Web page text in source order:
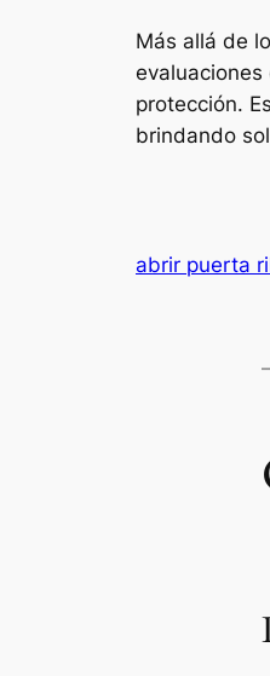
Más allá de
protección.
brindando
abrir puerta